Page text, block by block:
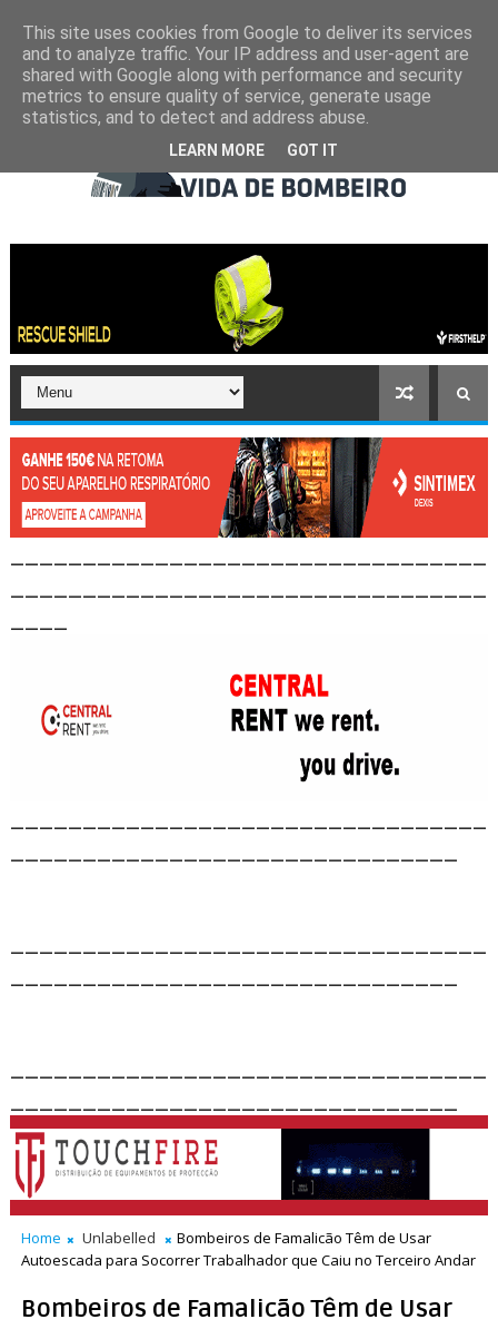
Home Unlabelled
Bombeiros de Famalicão Têm de Usar
Autoescada para Socorrer Trabalhador que Caiu no Terceiro Andar
Bombeiros de Famalicão Têm de Usar
This site uses cookies from Google to deliver its services
and to analyze traffic. Your IP address and user-agent are
shared with Google along with performance and security
metrics to ensure quality of service, generate usage
statistics, and to detect and address abuse.
LEARN MORE GOT IT